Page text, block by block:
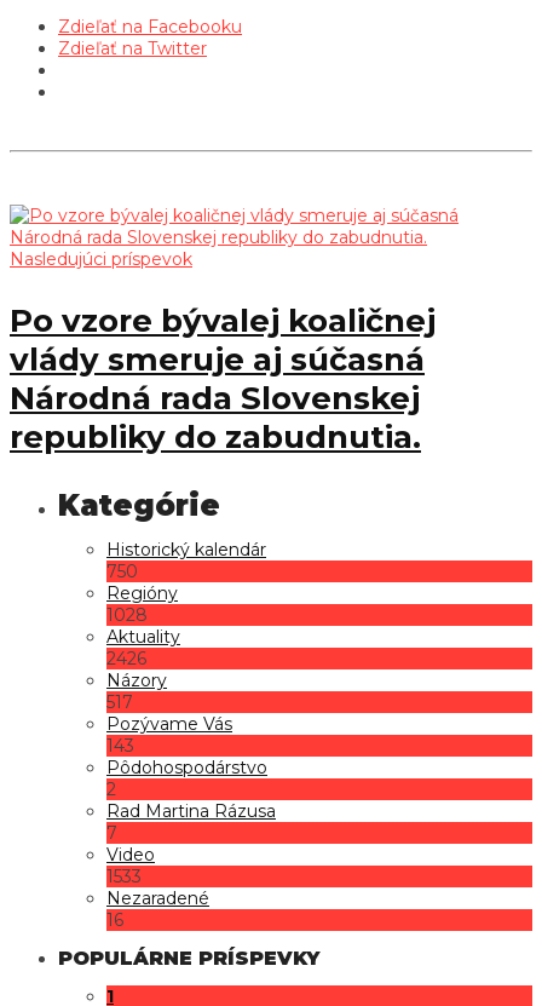
Zdieľať na Facebooku
Zdieľať na Twitter
Nasledujúci príspevok
Po vzore bývalej koaličnej
vlády smeruje aj súčasná
Národná rada Slovenskej
republiky do zabudnutia.
Historický kalendár
750
Regióny
1028
Aktuality
2426
Názory
517
Pozývame Vás
143
Pôdohospodárstvo
2
Rad Martina Rázusa
7
Video
1533
Nezaradené
16
POPULÁRNE PRÍSPEVKY
1